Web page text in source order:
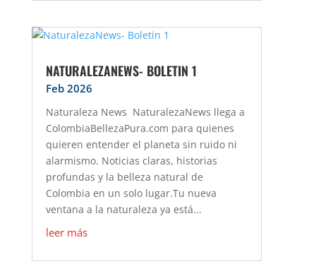
NATURALEZANEWS- BOLETIN 1
Feb 2026
Naturaleza News NaturalezaNews llega a
ColombiaBellezaPura.com para quienes
quieren entender el planeta sin ruido ni
alarmismo. Noticias claras, historias
profundas y la belleza natural de
Colombia en un solo lugar.Tu nueva
ventana a la naturaleza ya está...
leer más